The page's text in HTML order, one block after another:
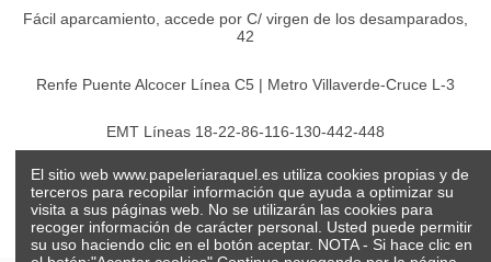
Fácil aparcamiento, accede por C/ virgen de los desamparados,
42
Renfe Puente Alcocer Línea C5 | Metro Villaverde-Cruce L-3
EMT Líneas 18-22-86-116-130-442-448
Todos los precios son indicados con impuestos incluidos
El sitio web www.papeleriaraquel.es utiliza cookies propias y de
terceros para recopilar información que ayuda a optimizar su
visita a sus páginas web. No se utilizarán las cookies para
recoger información de carácter personal. Usted puede permitir
su uso haciendo clic en el botón aceptar. NOTA - Si hace clic en